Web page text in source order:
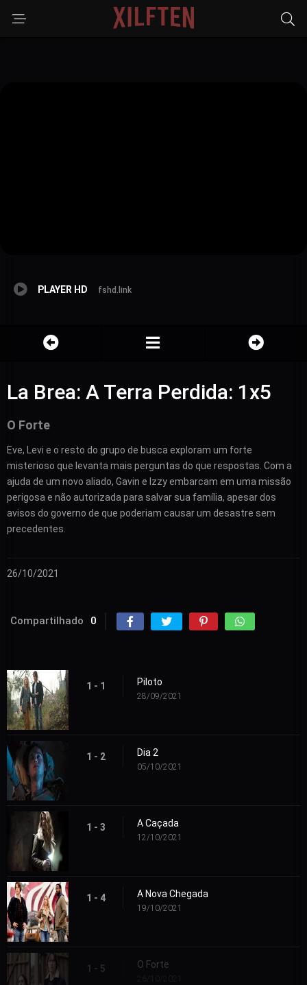
PLAYER HD fshd.link
La Brea: A Terra Perdida: 1x5
O Forte
Eve, Levi e o resto do grupo de busca exploram um forte
misterioso que levanta mais perguntas do que respostas. Com a
ajuda de um novo aliado, Gavin e Izzy embarcam em uma missão
perigosa e não autorizada para salvar sua família, apesar dos
avisos do governo de que poderiam causar um desastre sem
precedentes.
26/10/2021
Compartilhado 0
1 - 1 Piloto
28/09/2021
1 - 2 Dia 2
05/10/2021
1 - 3 A Caçada
12/10/2021
1 - 4 A Nova Chegada
19/10/2021
1 - 5 O Forte